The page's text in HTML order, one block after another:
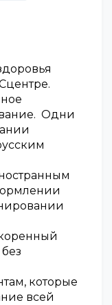
Одни
которые
всей